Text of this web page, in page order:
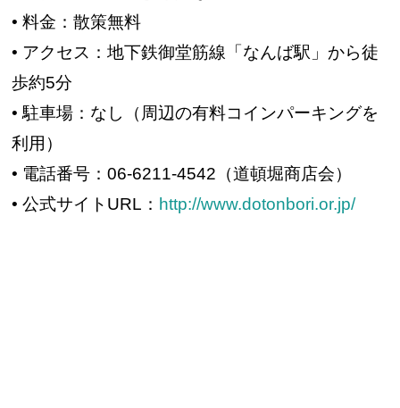
• 料金：散策無料
• アクセス：地下鉄御堂筋線「なんば駅」から徒
歩約5分
• 駐車場：なし（周辺の有料コインパーキングを
利用）
• 電話番号：06-6211-4542（道頓堀商店会）
• 公式サイトURL： http://www.dotonbori.or.jp/